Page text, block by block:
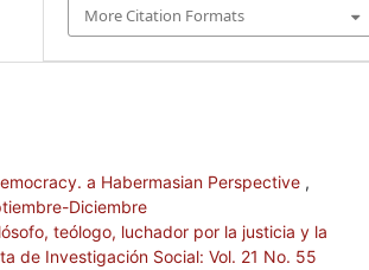
More Citation Formats
a Habermasian Perspective ,
Diciembre
teólogo, luchador por la justicia y la
de Investigación Social: Vol. 21 No. 55